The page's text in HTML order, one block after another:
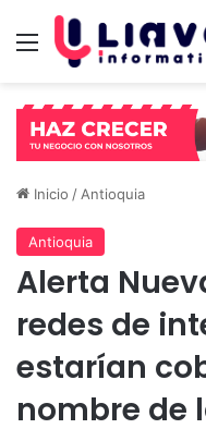
Menú
Inicio / Antioquia
Antioquia
Alerta
redes de
estarían
nombre de